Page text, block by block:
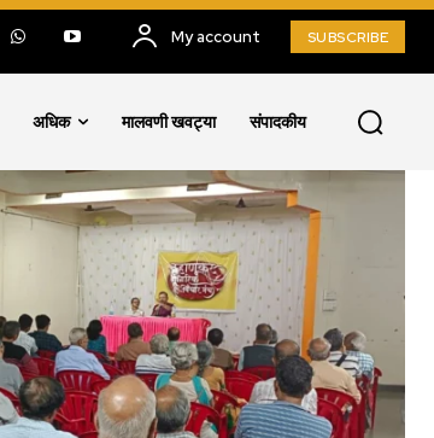
My account SUBSCRIBE
अधिक मालवणी खवट्या संपादकीय